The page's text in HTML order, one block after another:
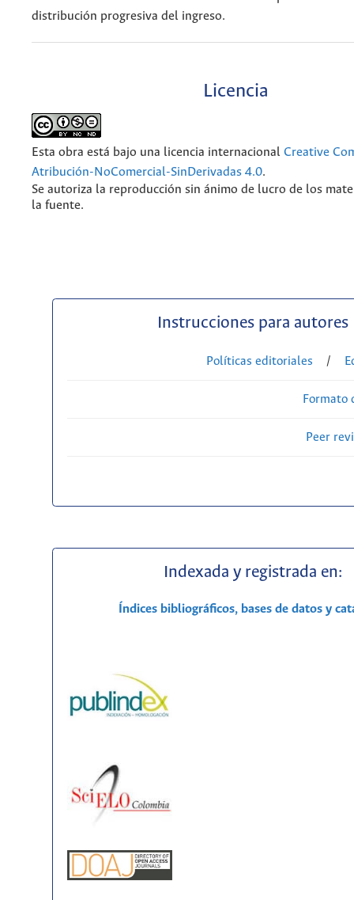
distribución progresiva del ingreso.
Licencia
Esta obra está bajo una licencia internacional Creative
Atribución-NoComercial-SinDerivadas 4.0.
Se autoriza la reproducción sin ánimo de lucro de los
la fuente.
Instrucciones para autores
Políticas editoriales /
Formato
Peer
Indexada y registrada en:
Índices bibliográficos, bases de datos y